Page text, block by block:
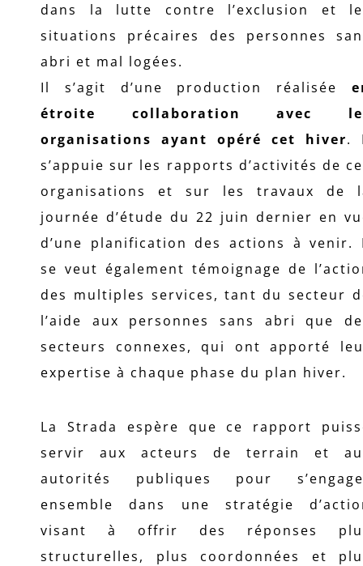
dans la lutte contre l’exclusion et
situations précaires des personnes
abri et mal logées.
Il s’agit d’une production réalisée
étroite collaboration avec
organisations ayant opéré cet hiver.
s’appuie sur les rapports d’activités de
organisations et sur les travaux de
journée d’étude du 22 juin dernier en
d’une planification des actions à venir.
se veut également témoignage de
des multiples services, tant du secteur
l’aide aux personnes sans abri que
secteurs connexes, qui ont apporté
expertise à chaque phase du plan hiver.
La Strada espère que ce rapport
servir aux acteurs de terrain et
autorités publiques pour
ensemble dans une stratégie
visant à offrir des réponses
structurelles, plus coordonnées et